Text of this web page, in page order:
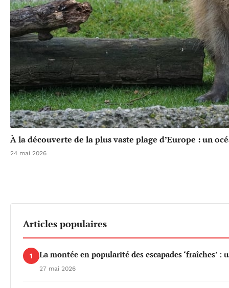
À la découverte de la plus vaste plage d’Europe : un
24 mai 2026
Articles populaires
1 La montée en popularité des escapades ‘fraîches’
27 mai 2026